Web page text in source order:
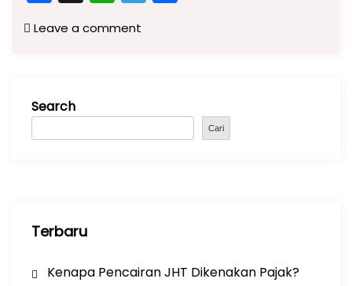
a
c
o
o
h
a
p
p
el
m
Leave a comment
Search
Cari
Terbaru
Kenapa Pencairan JHT Dikenakan Pajak?